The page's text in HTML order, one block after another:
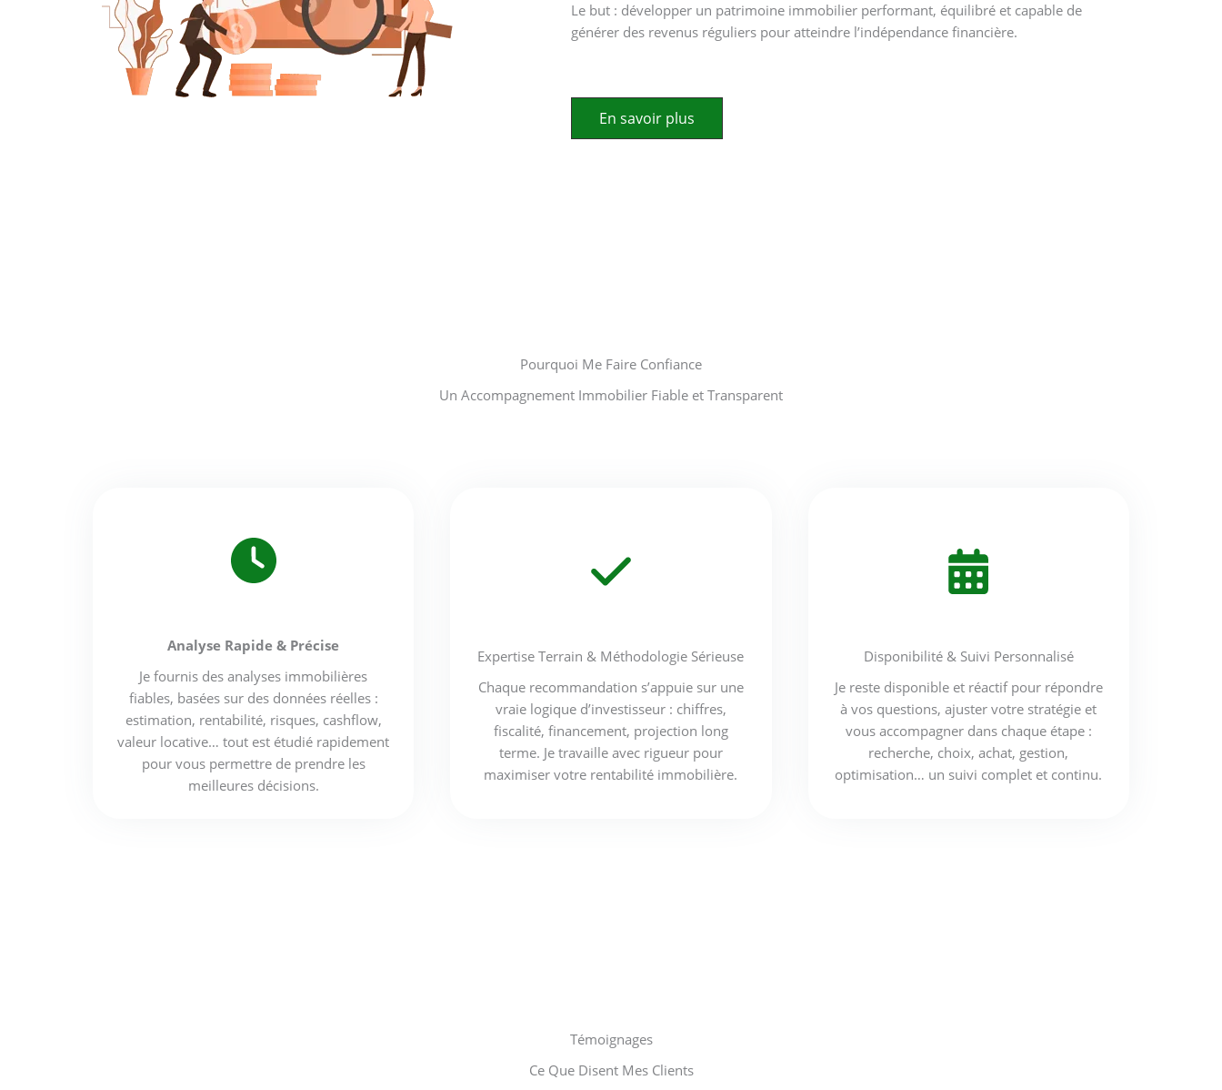
Le but : développer un patrimoine immobilier performant, équilibré et capable de
générer des revenus réguliers pour atteindre l’indépendance financière.
En savoir plus
Pourquoi Me Faire Confiance
Un Accompagnement Immobilier Fiable et Transparent
Analyse Rapide & Précise
Je fournis des analyses immobilières
fiables, basées sur des données réelles :
estimation, rentabilité, risques, cashflow,
valeur locative… tout est étudié rapidement
pour vous permettre de prendre les
meilleures décisions.
Expertise Terrain & Méthodologie Sérieuse
Chaque recommandation s’appuie sur une
vraie logique d’investisseur : chiffres,
fiscalité, financement, projection long
terme. Je travaille avec rigueur pour
maximiser votre rentabilité immobilière.
Disponibilité & Suivi Personnalisé
Je reste disponible et réactif pour répondre
à vos questions, ajuster votre stratégie et
vous accompagner dans chaque étape :
recherche, choix, achat, gestion,
optimisation… un suivi complet et continu.
Témoignages
Ce Que Disent Mes Clients